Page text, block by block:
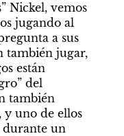
Nickel, vemos
jugando al
a sus
también jugar,
están
del
también
y uno de ellos
durante un